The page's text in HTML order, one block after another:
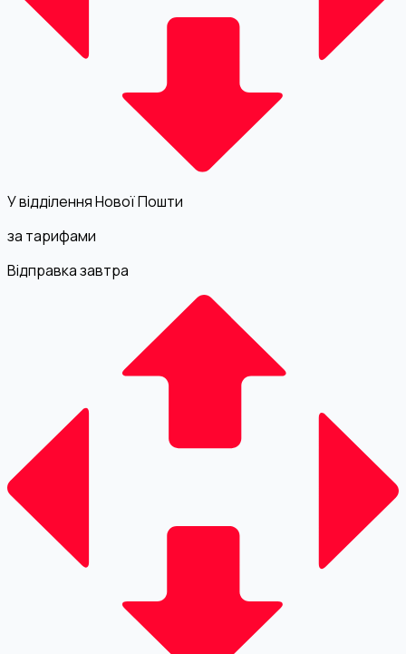
У відділення Нової Пошти
за тарифами
Відправка завтра